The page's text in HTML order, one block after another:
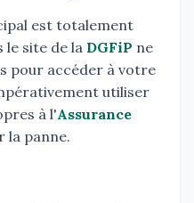
est totalement
le site de la DGFiP ne
pour accéder à votre
utiliser
à l'Assurance
la panne.